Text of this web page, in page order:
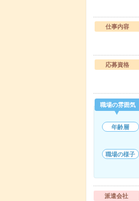
仕事内容
応募資格
職場の雰囲気
年齢層
職場の様子
派遣会社